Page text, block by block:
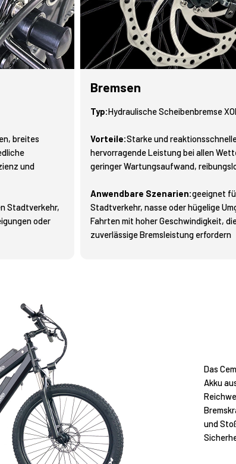
breites
und
Stadtverkehr,
oder
Bremsen
Typ:Hydraulische Scheibenbremse
Vorteile:Starke und
hervorragende Leistung bei allen
geringer Wartungsaufwand,
Anwendbare Szenarien:geeignet
Stadtverkehr, nasse oder hügelige
Fahrten mit hoher Geschwindigkeit,
zuverlässige Bremsleistung erfordern
Das
Akku
und